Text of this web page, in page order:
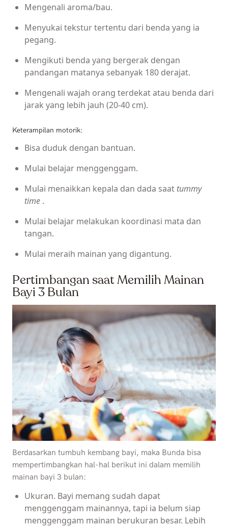
Mengenali aroma/bau.
Menyukai tekstur tertentu dari benda yang ia
pegang.
Mengikuti benda yang bergerak dengan
pandangan matanya sebanyak 180 derajat.
Mengenali wajah orang terdekat atau benda dari
jarak yang lebih jauh (20-40 cm).
Keterampilan motorik:
Bisa duduk dengan bantuan.
Mulai belajar menggenggam.
Mulai menaikkan kepala dan dada saat tummy
time .
Mulai belajar melakukan koordinasi mata dan
tangan.
Mulai meraih mainan yang digantung.
Pertimbangan saat Memilih Mainan
Bayi 3 Bulan
Berdasarkan tumbuh kembang bayi, maka Bunda bisa
mempertimbangkan hal-hal berikut ini dalam memilih
mainan bayi 3 bulan:
Ukuran. Bayi memang sudah dapat
menggenggam mainannya, tapi ia belum siap
menggenggam mainan berukuran besar. Lebih